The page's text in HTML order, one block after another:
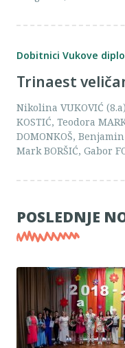
Dobitnici Vukove
Trinaest
Nikolina VUKOVIĆ
KOSTIĆ, Teodora
DOMONKOŠ,
Mark BORŠIĆ, Gabor
POSLEDNJE